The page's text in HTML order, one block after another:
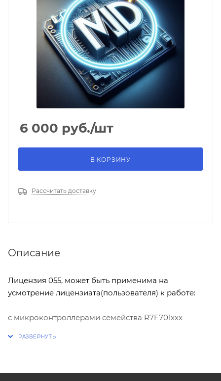
6 000 руб./шт
В КОРЗИНУ
Рассчитать доставку
Описание
Лицензия 055, может быть применима на
усмотрение лицензиата(пользователя) к работе:
с микроконтроллерами семейства R7F701xxx